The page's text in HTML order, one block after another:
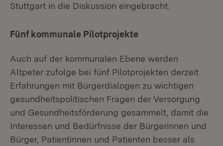
Stuttgart in die Diskussion eingebracht.
Fünf kommunale Pilotprojekte
Auch auf der kommunalen Ebene werden
Altpeter zufolge bei fünf Pilotprojekten derzeit
Erfahrungen mit Bürgerdialogen zu wichtigen
gesundheitspolitischen Fragen der Versorgung
und Gesundheitsförderung gesammelt, damit die
Interessen und Bedürfnisse der Bürgerinnen und
Bürger, Patientinnen und Patienten besser als